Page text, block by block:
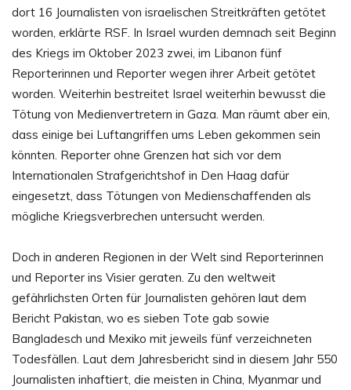
dort 16 Journalisten von israelischen Streitkräften getötet
worden, erklärte RSF. In Israel wurden demnach seit Beginn
des Kriegs im Oktober 2023 zwei, im Libanon fünf
Reporterinnen und Reporter wegen ihrer Arbeit getötet
worden. Weiterhin bestreitet Israel weiterhin bewusst die
Tötung von Medienvertretern in Gaza. Man räumt aber ein,
dass einige bei Luftangriffen ums Leben gekommen sein
könnten. Reporter ohne Grenzen hat sich vor dem
Internationalen Strafgerichtshof in Den Haag dafür
eingesetzt, dass Tötungen von Medienschaffenden als
mögliche Kriegsverbrechen untersucht werden.
Doch in anderen Regionen in der Welt sind Reporterinnen
und Reporter ins Visier geraten. Zu den weltweit
gefährlichsten Orten für Journalisten gehören laut dem
Bericht Pakistan, wo es sieben Tote gab sowie
Bangladesch und Mexiko mit jeweils fünf verzeichneten
Todesfällen. Laut dem Jahresbericht sind in diesem Jahr 550
Journalisten inhaftiert, die meisten in China, Myanmar und